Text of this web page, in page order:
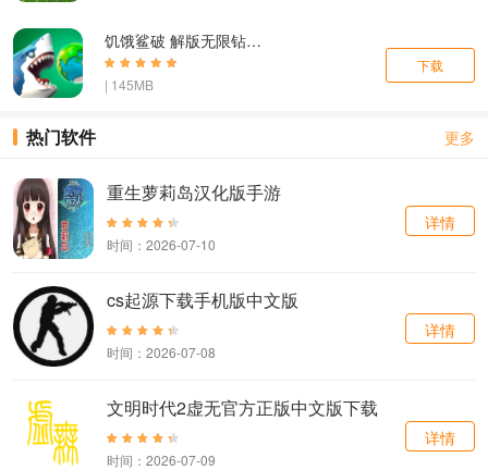
饥饿鲨破 解版无限钻金币免费下载
| 145MB
下载
热门软件 更多
重生萝莉岛汉化版手游
时间：2026-07-10
详情
cs起源下载手机版中文版
时间：2026-07-08
详情
文明时代2虚无官方正版中文版下载
时间：2026-07-09
详情